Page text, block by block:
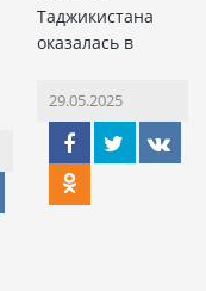
Таджикистана
оказалась в
29.05.2025